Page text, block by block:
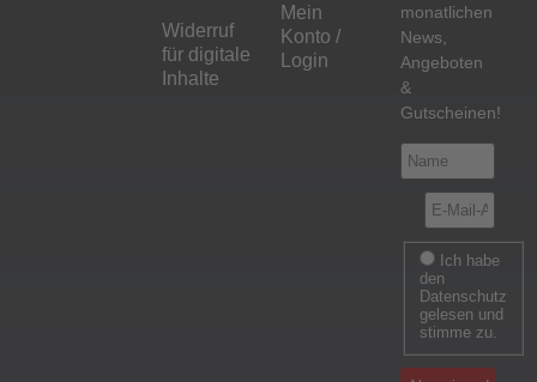
Widerruf
für digitale
Inhalte
Mein
Konto /
Login
monatlichen
News,
Angeboten
&
Gutscheinen!
den
Datenschutz
gelesen und
stimme zu.